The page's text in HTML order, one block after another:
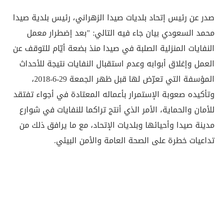
صدر عن رئيس إتحاد بلديات صيدا الزهراني، رئيس بلدية صيدا
محمد السعودي بيان جاء فيه التالي: "بعد إضطرار معمل
النفايات المنزلية الصلبة في صيدا منذ بضعة أيّام للتوقف عن
العمل وإغلاق أبوابه وعدم استقبال النفايات نتيجة للأحداث
المؤسفة التي تعرّض لها قبل ظهر الجمعة 29-6-2018،
وتأكيده صعوبة الإستمرار بأعماله المعتادة في أجواء تفتقد
للأمان والحماية، الأمر الذي أنتج تراكما للنفايات في شوارع
مدينة صيدا وأحيائها وبلديات الإتحاد، مع ما يرافق ذلك من
تداعيات خطرة على الصحة العامة والأمن البيئي.